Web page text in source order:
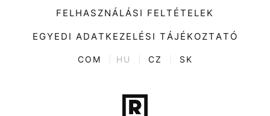
Divat
Kultúra
ENTR
Tech-Tudomány
FELHASZNÁLÁSI FELTÉTELEK
EGYEDI ADATKEZELÉSI TÁJÉKOZTATÓ
COM HU CZ SK